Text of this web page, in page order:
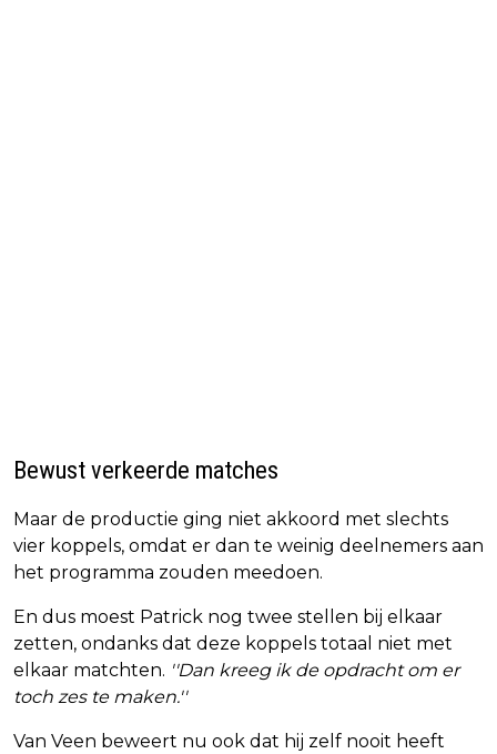
Bewust verkeerde matches
Maar de productie ging niet akkoord met slechts
vier koppels, omdat er dan te weinig deelnemers aan
het programma zouden meedoen.
En dus moest Patrick nog twee stellen bij elkaar
zetten, ondanks dat deze koppels totaal niet met
elkaar matchten. ''Dan kreeg ik de opdracht om er
toch zes te maken.''
Van Veen beweert nu ook dat hij zelf nooit heeft